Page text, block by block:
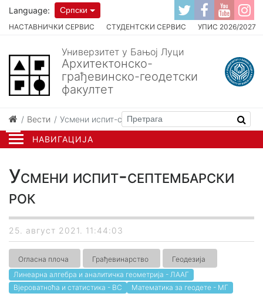
НАВИГАЦИЈА
НАСТАВНИЧКИ СЕРВИС СТУДЕНТСКИ СЕРВИС УПИС 2026/2027
Language: Српски
Универзитет у Бањој Луци
Архитектонско-
грађевинско-геодетски
факултет
Вести Усмени испит-септембарски рок
Усмени испит-септембарски
рок
25. август 2021. 11:44:03
Огласна плоча Грађевинарство
Геодезија
Линеарна алгебра и аналитичка геометрија - ЛААГ
Вјероватноћа и статистика - ВС
Математика за геодете - МГ